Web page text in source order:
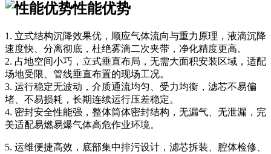
性能优势
1. 立式结构沉降效果优，顺应气体流向与重力原理，液滴沉降
速度快、分离彻底，杜绝雾滴二次夹带，净化精度更高。
2. 占地空间小巧，立式垂直布局，无需大面积安装区域，适配
场地受限、管线垂直布置的现场工况。
3. 运行稳定无波动，介质通流均匀、受力均衡，滤芯不易偏
堵、不易损耗，长期连续运行压差稳定。
4. 密封安全性能强，整体筒体密封结构，无漏气、无泄漏，完
美适配易燃易爆气体高危作业环境。
5. 运维便捷高效，底部集中排污设计，滤芯拆装、腔体检修、